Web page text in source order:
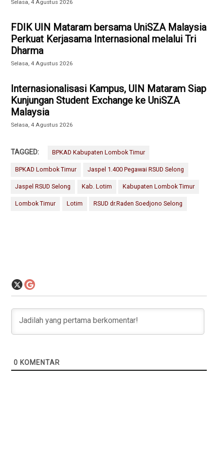
Selasa, 4 Agustus 2026
FDIK UIN Mataram bersama UniSZA Malaysia
Perkuat Kerjasama Internasional melalui Tri
Dharma
Selasa, 4 Agustus 2026
Internasionalisasi Kampus, UIN Mataram Siap
Kunjungan Student Exchange ke UniSZA
Malaysia
Selasa, 4 Agustus 2026
TAGGED: BPKAD Kabupaten Lombok Timur
BPKAD Lombok Timur Jaspel 1.400 Pegawai RSUD Selong
Jaspel RSUD Selong Kab. Lotim Kabupaten Lombok Timur
Lombok Timur Lotim RSUD dr.Raden Soedjono Selong
0 KOMENTAR